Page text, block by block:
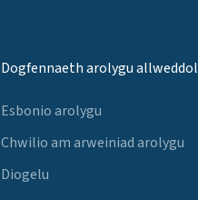
Dogfennaeth arolygu allweddol
Esbonio arolygu
Chwilio am arweiniad arolygu
Diogelu